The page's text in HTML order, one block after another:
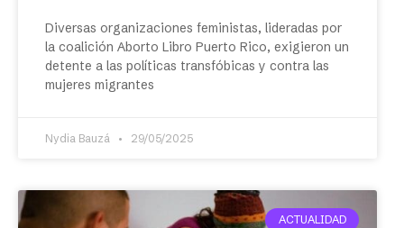
Diversas organizaciones feministas, lideradas por
la coalición Aborto Libro Puerto Rico, exigieron un
detente a las políticas transfóbicas y contra las
mujeres migrantes
Nydia Bauzá 29/05/2025
ACTUALIDAD